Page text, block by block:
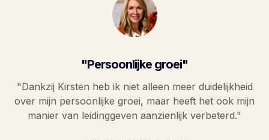
"Persoonlijke groei"
"Dankzij Kirsten heb ik niet alleen meer duidelijkheid
over mijn persoonlijke groei, maar heeft het ook mijn
manier van leidinggeven aanzienlijk verbeterd."